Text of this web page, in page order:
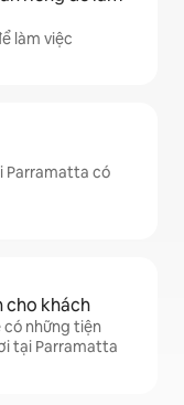
làm việc
Parramatta có
cho khách
có những tiện
tại Parramatta